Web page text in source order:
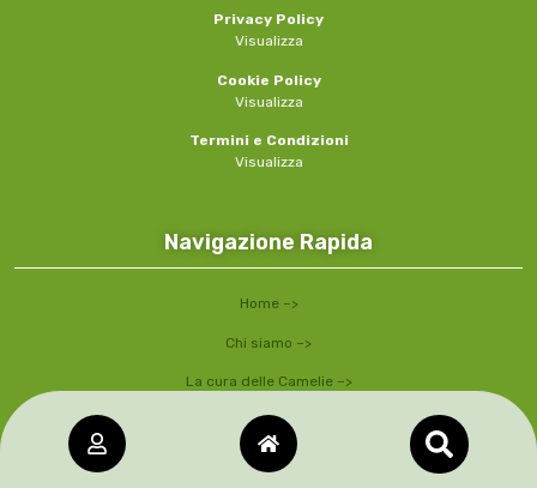
Privacy Policy
Visualizza
Cookie Policy
Visualizza
Termini e Condizioni
Visualizza
Navigazione Rapida
Home –>
Chi siamo –>
La cura delle Camelie –>
Villa Maioni –>
Come Associarsi –>